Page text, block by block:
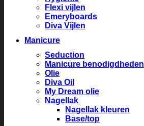
Flexi vijlen
Emeryboards
Diva Vijlen
Manicure
Seduction
Manicure benodigdheden
Olie
Diva Oil
My Dream olie
Nagellak
Nagellak kleuren
Base/top